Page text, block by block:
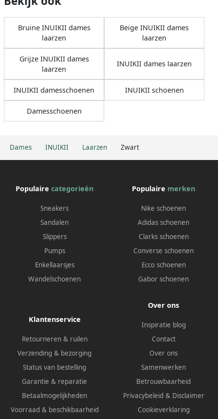
Dames INUIKII Laarzen Zwart
Bruine INUIKII dames
laarzen
Beige INUIKII dames
laarzen
Grijze INUIKII dames
laarzen
INUIKII dames laarzen
INUIKII damesschoenen INUIKII schoenen
Damesschoenen
Populaire categorieën
Sneakers
Sandalen
Slippers
Pumps
Enkellaarsjes
Wandelschoenen
Populaire merken
Nike schoenen
Adidas schoenen
Clarks schoenen
Converse schoenen
Ecco schoenen
Gabor schoenen
Klantenservice
Retourneren & ruilen
Verzending & bezorging
Status van bestelling
Garantie & reparatie
Betaalmogelijkheden
Voorraad & beschikbaarheid
Over ons
Inspiratie blog
Contact
Over ons
Samenwerken
Betrouwbaarheid
Privacybeleid & Disclaimer
Cookieverklaring